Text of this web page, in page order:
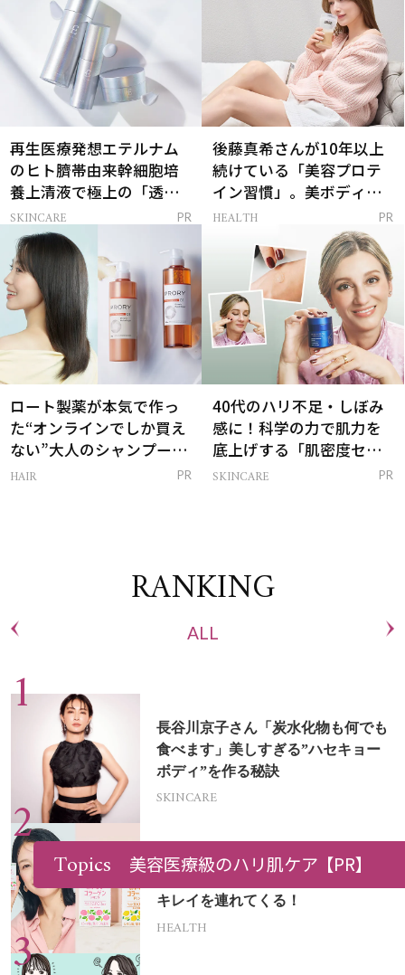
再生医療発想エテルナム
のヒト臍帯由来幹細胞培
養上清液で極上の「透明
感ハリ肌」へ
SKINCARE PR
後藤真希さんが10年以上
続けている「美容プロテ
イン習慣」。美ボディを
支える朝ルーティンと
HEALTH PR
ロート製薬が本気で作っ
た“オンラインでしか買え
ない”大人のシャンプー＆
トリートメントって？
HAIR PR
40代のハリ不足・しぼみ
感に！科学の力で肌力を
底上げする「肌密度セラ
ム」
SKINCARE PR
RANKING
ALL
長谷川京子さん「炭水化物も何でも
食べます」美しすぎる”ハセキョー
ボディ”を作る秘訣
SKINCARE
「50代になった今、答え合わせでき
キレイを連れてくる！
HEALTH
Topics 美容医療級のハリ肌ケア【PR】